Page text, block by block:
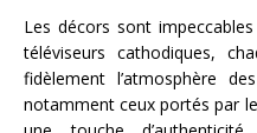
Les décors sont
téléviseurs cathodiques,
fidèlement l’atmosphère
notamment ceux portés par